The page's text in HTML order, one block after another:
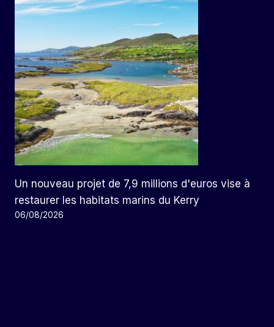
Un nouveau projet de 7,9 millions d'euros vise à
restaurer les habitats marins du Kerry
06/08/2026